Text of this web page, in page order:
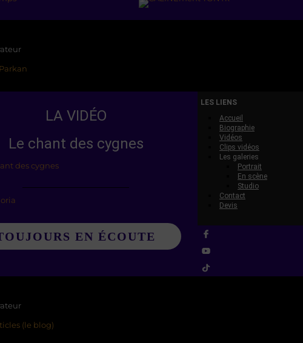
LA VIDÉO
Le chant des cygnes
EN ÉCOUTE
LES LIENS
Accueil
Biographie
Vidéos
Clips vidéos
Les galeries
Portrait
En scène
Studio
Contact
Devis